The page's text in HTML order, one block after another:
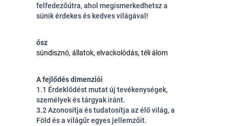
felfedezőútra, ahol megismerkedhetsz a
sünik érdekes és kedves világával!
ősz
sündisznó, állatok, elvackolódás, téli álom
A fejlődés dimenziói
1.1 Érdeklődést mutat új tevékenységek,
személyek és tárgyak iránt.
3.2 Azonosítja és tudatosítja az élő világ, a
Föld és a világűr egyes jellemzőit.